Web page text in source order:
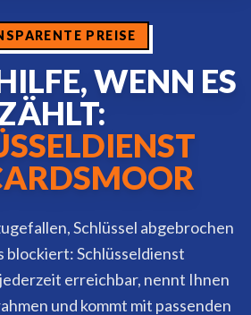
PREISE
WENN ES
Schlüssel abgebrochen
blockiert: Schlüsseldienst
erreichbar, nennt Ihnen
und kommt mit passenden